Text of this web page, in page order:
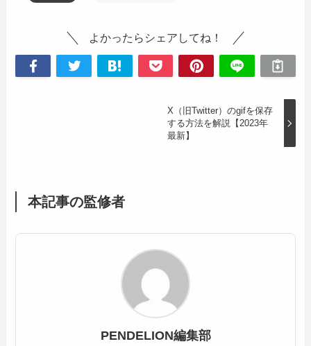
よかったらシェアしてね！
X（旧Twitter）のgifを保存
する方法を解説【2023年
最新】
本記事の監修者
PENDELION編集部